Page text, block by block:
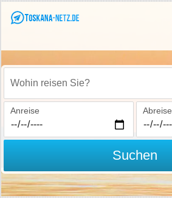
Wohin reisen Sie?
Anreise Abreise
Suchen